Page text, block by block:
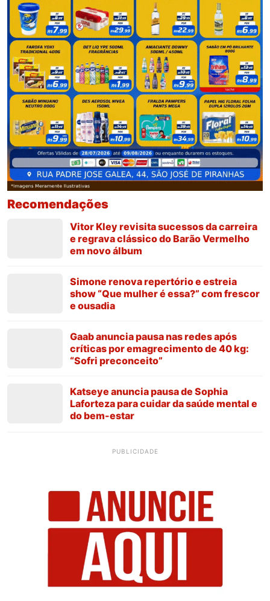
Recomendações
Vitor Kley revisita sucessos da carreira
e regrava clássico do Barão Vermelho
em novo álbum
Simone renova repertório e estreia
show “Que mulher é essa?” com frescor
e ousadia
Gaab anuncia pausa nas redes após
críticas por emagrecimento de 40 kg:
“Sofri preconceito”
Katseye anuncia pausa de Sophia
Laforteza para cuidar da saúde mental e
do bem-estar
PUBLICIDADE